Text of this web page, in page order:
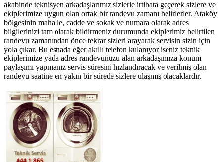
akabinde teknisyen arkadaşlarımız sizlerle irtibata geçerek sizlere ve
ekiplerimize uygun olan ortak bir randevu zamanı belirlerler. Ataköy
bölgesinin mahalle, cadde ve sokak ve numara olarak adres
bilgilerinizi tam olarak bildirmeniz durumunda ekiplerimiz belirtilen
randevu zamanından önce tekrar sizleri arayarak servisin sizin için
yola çıkar. Bu esnada eğer akıllı telefon kulanıyor iseniz teknik
ekiplerimize yada adres randevunuzu alan arkadaşımıza konum
paylaşımı yapmanız servis süresini hızlandıracak ve verilmiş olan
randevu saatine en yakın bir sürede sizlere ulaşmış olacaklardır.